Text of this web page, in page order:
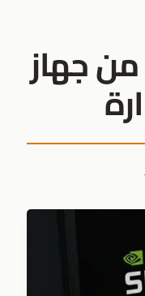
من جهاز